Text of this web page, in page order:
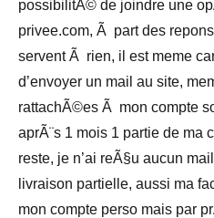
possibilitÃ© de joindre une
privee.com, Ã part des
servent Ã rien, il est meme
d’envoyer un mail au site,
rattachÃ©es Ã mon compte
aprÃ¨s 1 mois 1 partie de ma
reste, je n’ai reÃ§u aucun
livraison partielle, aussi ma
mon compte perso mais par